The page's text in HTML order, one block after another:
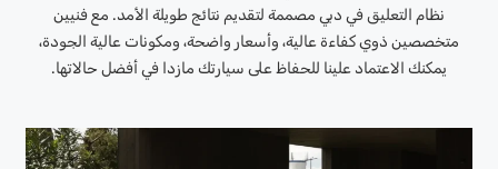
نظام التعليق في دبي مصممة لتقديم نتائج طويلة الأمد. مع فنيين
متخصصين ذوي كفاءة عالية، وأسعار واضحة، ومكونات عالية الجودة،
يمكنك الاعتماد علينا للحفاظ على سيارتك مازدا في أفضل حالاتها.